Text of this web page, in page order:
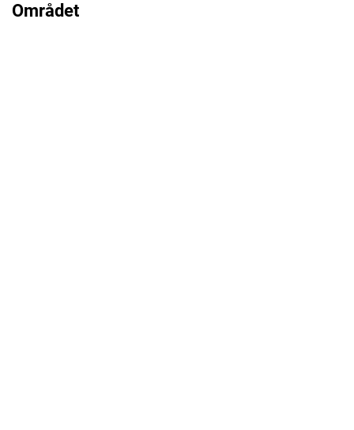
Området